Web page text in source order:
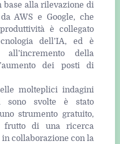
alla rilevazione di
AWS e Google, che
è collegato
dell’IA, ed è
della
dei posti di
molteplici indagini
sono svolte è stato
strumento gratuito,
frutto di una ricerca
collaborazione con la